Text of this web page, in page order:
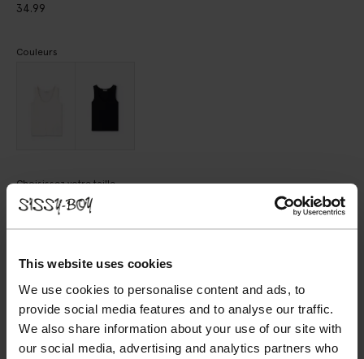
This website uses cookies
We use cookies to personalise content and ads, to
provide social media features and to analyse our traffic.
We also share information about your use of our site with
our social media, advertising and analytics partners who
34.99
Couleurs
Choisissez votre taille
XS S XXL
VOIR LE STOCK EN MAGASIN
Livraison gratuite en magasin